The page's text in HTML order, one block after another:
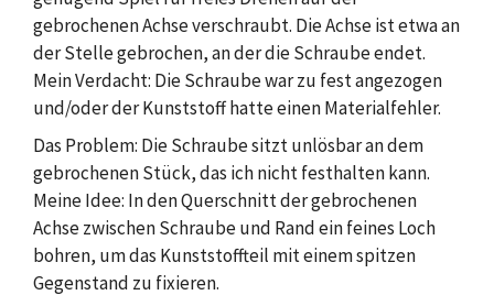
gebrochenen Achse verschraubt. Die Achse ist etwa an
der Stelle gebrochen, an der die Schraube endet.
Mein Verdacht: Die Schraube war zu fest angezogen
und/oder der Kunststoff hatte einen Materialfehler.
Das Problem: Die Schraube sitzt unlösbar an dem
gebrochenen Stück, das ich nicht festhalten kann.
Meine Idee: In den Querschnitt der gebrochenen
Achse zwischen Schraube und Rand ein feines Loch
bohren, um das Kunststoffteil mit einem spitzen
Gegenstand zu fixieren.